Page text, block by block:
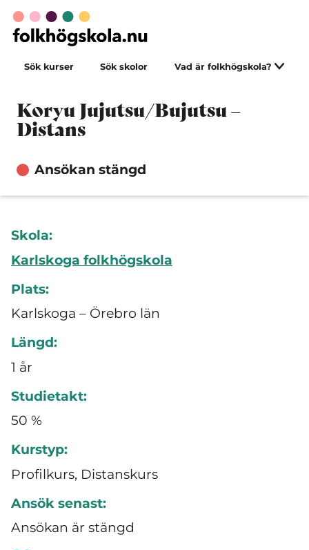
Sök kurser Sök skolor Vad är folkhögskola?
Koryu Jujutsu/Bujutsu –
Distans
Ansökan stängd
Skola:
Karlskoga folkhögskola
Plats:
Karlskoga – Örebro län
Längd:
1 år
Studietakt:
50 %
Kurstyp:
Profilkurs, Distanskurs
Ansök senast:
Ansökan är stängd